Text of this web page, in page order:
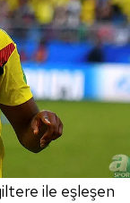
ile eşleşen